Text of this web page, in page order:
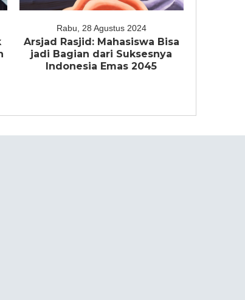
Rabu, 28 Agustus 2024
Arsjad Rasjid: Mahasiswa Bisa
jadi Bagian dari Suksesnya
Indonesia Emas 2045